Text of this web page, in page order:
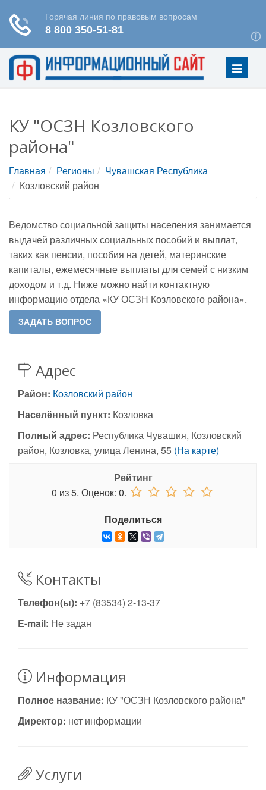
Меню
КУ "ОСЗН Козловского
района"
Главная Регионы
Чувашская Республика
Козловский район
Ведомство социальной защиты населения занимается
выдачей различных социальных пособий и выплат,
таких как пенсии, пособия на детей, материнские
капиталы, ежемесячные выплаты для семей с низким
доходом и т.д. Ниже можно найти контактную
информацию отдела «КУ ОСЗН Козловского района».
Адрес
Район: Козловский район
Населённый пункт: Козловка
Полный адрес: Республика Чувашия, Козловский
район, Козловка, улица Ленина, 55 (На карте)
Рейтинг
0 из5. Оценок: 0.
Поделиться
Контакты
Телефон(ы): +7 (83534) 2-13-37
E-mail: Не задан
Информация
Полное название: КУ "ОСЗН Козловского района"
Директор: нет информации
Услуги